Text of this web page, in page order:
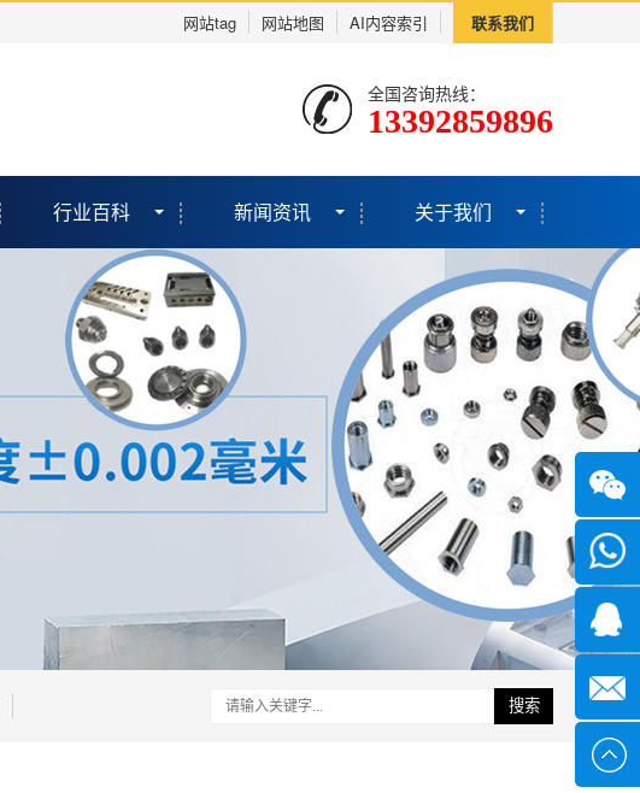
网站tag 网站地图 AI内容索引 联系我们
全国咨询热线：
13392859896
行业百科 新闻资讯 关于我们
搜索
微信